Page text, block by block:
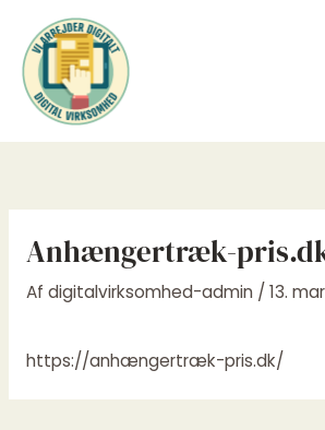
indholdet
Anhængertræk-
Af digitalvirksomhed-admin / 13.
https://anhængertræk-pris.dk/